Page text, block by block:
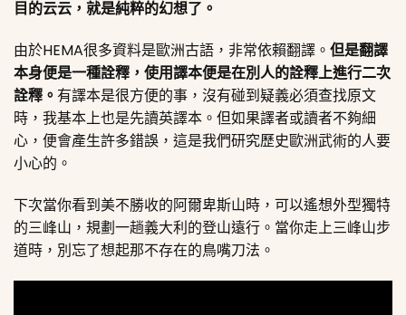
目的云云，就是純粹的幻想了。
由於HEMA很多資料是歐洲古語，非常依賴翻譯。 但是翻譯
本身便是一種詮釋，使用譯本便是在別人的詮釋上進行二次
詮釋。 有譯本是很方便的事，沒有碰到疑義必須查找原文
時，我基本上也是先讀英譯本。但如果譯者或讀者不夠細
心，便會產生許多錯誤，這是我們研究歷史歐洲武術的人要
小心的。
下次當你看到美不勝收的阿爾卑斯山時，可以遙想外型獨特
的三峰山，規劃一趟義大利的登山遠行。當你走上三峰山步
道時，別忘了想起那不存在的鳥嘴刀法。